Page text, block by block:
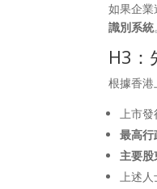
如果企
識別系統。
H3：
根據香港
上市
最高行
主要股
上述人